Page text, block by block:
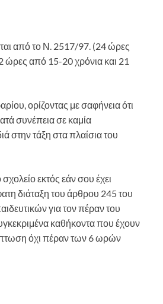
από το Ν. 2517/97. (24 ώρες
ώρες από 15-20 χρόνια και 21
ορίζοντας με σαφήνεια ότι
συνέπεια σε καμία
στην τάξη στα πλαίσια του
εκτός εάν σου έχει
διάταξη του άρθρου 245 του
για τον πέραν του
καθήκοντα που έχουν
όχι πέραν των 6 ωρών